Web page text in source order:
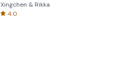
Xingchen & Rikka
4.0